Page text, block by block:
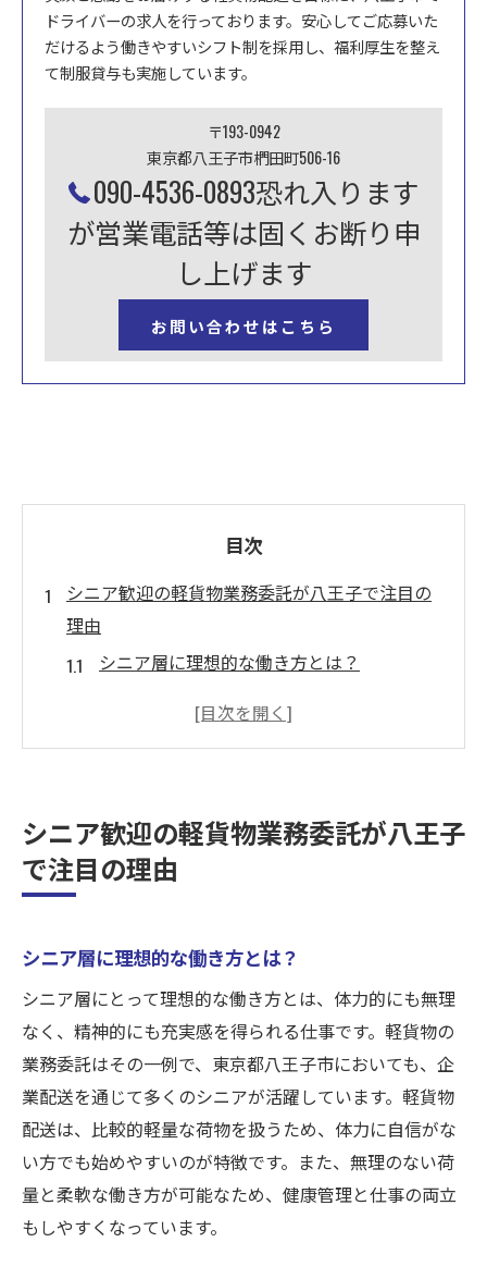
ドライバーの求人を行っております。安心してご応募いた
だけるよう働きやすいシフト制を採用し、福利厚生を整え
て制服貸与も実施しています。
〒193-0942
東京都八王子市椚田町506-16
090-4536-0893恐れ入ります
が営業電話等は固くお断り申
し上げます
お問い合わせはこちら
目次
シニア歓迎の軽貨物業務委託が八王子で注目の
理由
シニア層に理想的な働き方とは？
八王子市が提供するシニア向け配送の魅力
八王子市での軽貨物業務の需要動向
経験不問！シニアが無理なく始める八王子での
未経験者でも安心して始められる理由
シニアが直面する課題とその解決法
無理なく稼げる働き方の実現方法
サポート体制の充実が生む安心感
八王子で求められる軽貨物配送スキル
始める前に知っておくべき基礎知識
企業配送で稼ぐシニアも安心の八王子軽貨物業
務委託
シニア歓迎の軽貨物業務委託が八王子
で注目の理由
シニア層に理想的な働き方とは？
シニア層にとって理想的な働き方とは、体力的にも無理
なく、精神的にも充実感を得られる仕事です。軽貨物の
業務委託はその一例で、東京都八王子市においても、企
業配送を通じて多くのシニアが活躍しています。軽貨物
配送は、比較的軽量な荷物を扱うため、体力に自信がな
い方でも始めやすいのが特徴です。また、無理のない荷
量と柔軟な働き方が可能なため、健康管理と仕事の両立
もしやすくなっています。